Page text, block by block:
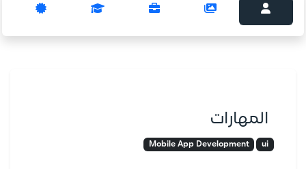
المهارات
ui
Mobile App Development